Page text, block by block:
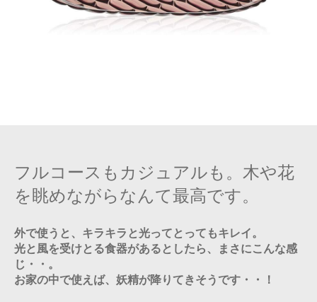
フルコースもカジュアルも。木や花
を眺めながらなんて最高です。
外で使うと、キラキラと光ってとってもキレイ。
光と風を受けとる食器があるとしたら、まさにこんな感
じ・・。
お家の中で使えば、妖精が降りてきそうです・・！